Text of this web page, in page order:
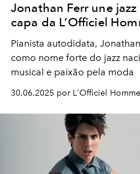
Jonathan Ferr une
capa da L’Officiel
Pianista autodidata,
como nome forte do jazz
musical e paixão pela moda
30.06.2025 por L'Officiel